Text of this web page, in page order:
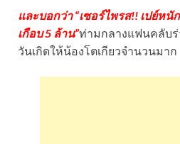
และบอกว่า “เซอร์ไพรส!! เปย์ห
เกือบ 5 ล้าน”ท่ามกลางแฟนคลับ
วันเกิดให้น้องโตเกียวจำนวนมาก